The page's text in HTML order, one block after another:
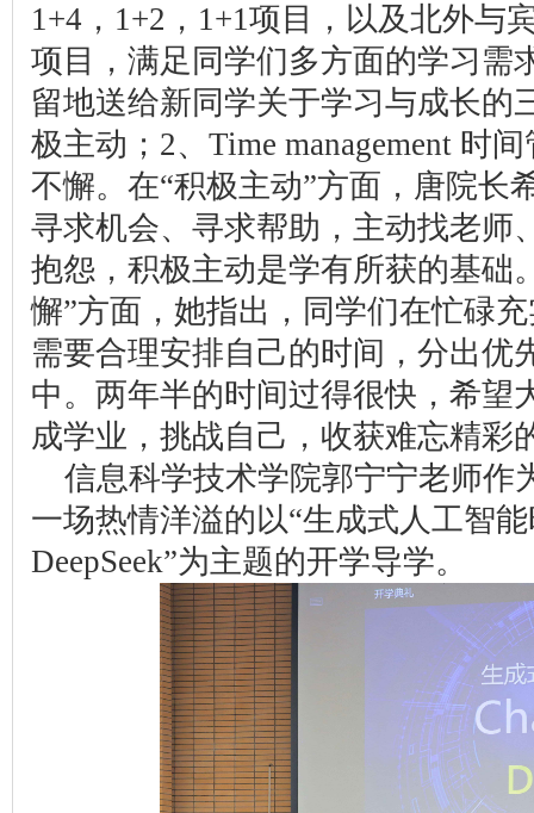
1+4，1+2，1+1项目，以及北外与
项目，满足同学们多方面的学习需
留地送给新同学关于学习与成长的
极主动；2、Time management 时
不懈。在“积极主动”方面，唐院长
寻求机会、寻求帮助，主动找老师
抱怨，积极主动是学有所获的基础
懈”方面，她指出，同学们在忙碌
需要合理安排自己的时间，分出优
中。两年半的时间过得很快，希望
成学业，挑战自己，收获难忘精彩
信息科学技术学院郭宁宁老师作
一场热情洋溢的以“生成式人工智
DeepSeek”为主题的开学导学。